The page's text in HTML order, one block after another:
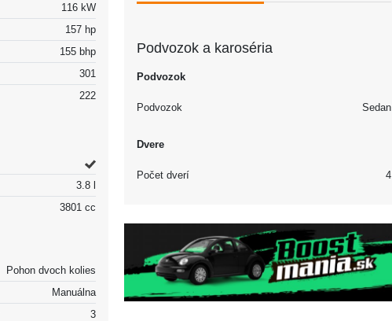
116 kW
157 hp
155 bhp
301
222
3.8 l
3801 cc
Pohon dvoch kolies
Manuálna
3
Podvozok a karoséria
Podvozok
Podvozok Sedan
Dvere
Počet dverí 4